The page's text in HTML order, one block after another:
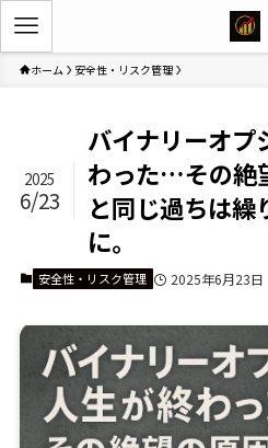
ホーム 安全性・リスク管理
バイナリーオプ
わった…その絶
と同じ過ちは繰
に。
2025
6/23
安全性・リスク管理 2025年6月23日